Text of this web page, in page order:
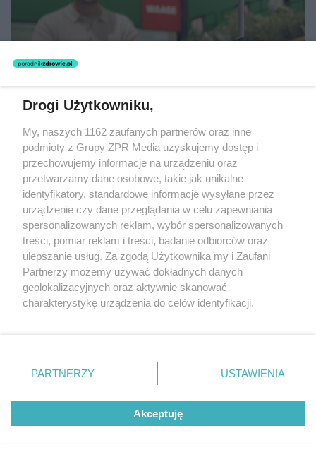
Daleko do pięciu porcji dziennie.
Badanie pokazuje, jak Polacy
naprawdę jedzą warzywa i owoce
Drogi Użytkowniku,
My, naszych 1162 zaufanych partnerów oraz inne
podmioty z Grupy ZPR Media uzyskujemy dostęp i
przechowujemy informacje na urządzeniu oraz
przetwarzamy dane osobowe, takie jak unikalne
identyfikatory, standardowe informacje wysyłane przez
urządzenie czy dane przeglądania w celu zapewniania
spersonalizowanych reklam, wybór spersonalizowanych
treści, pomiar reklam i treści, badanie odbiorców oraz
ulepszanie usług. Za zgodą Użytkownika my i Zaufani
Partnerzy możemy używać dokładnych danych
geolokalizacyjnych oraz aktywnie skanować
charakterystykę urządzenia do celów identyfikacji.
zmienić/wycofać klikając przycisk ustawień prywatności
znajdujący się w lewym dolnym rogu strony
rodzaje przetwarzania danych nie wymagają zgody
użytkownika, ale masz prawo sprzeciwić się takiemu
przetwarzaniu. Preferencje będą miały zastosowanie tylko
PARTNERZY USTAWIENIA
Akceptuję